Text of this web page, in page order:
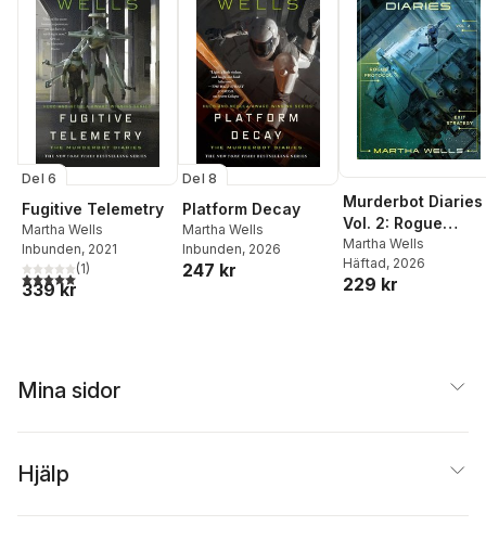
Del 6
Fugitive Telemetry
Martha Wells
Inbunden, 2021
5,0utav 5 stjärnor. Totalt antal röster:
(1)
339 kr
Del 8
Platform Decay
Martha Wells
Inbunden, 2026
247 kr
Murderbot Diaries
Vol. 2: Rogue
Protocol, Exit
Strategy
Martha Wells
Häftad, 2026
229 kr
Mina sidor
Hjälp